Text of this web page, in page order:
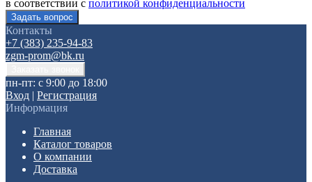
в соответствии с политикой конфиденциальности
Контакты
+7 (383) 235-94-83
zgm-prom@bk.ru
пн-пт: с 9:00 до 18:00
Вход | Регистрация
Информация
Главная
Каталог товаров
О компании
Доставка